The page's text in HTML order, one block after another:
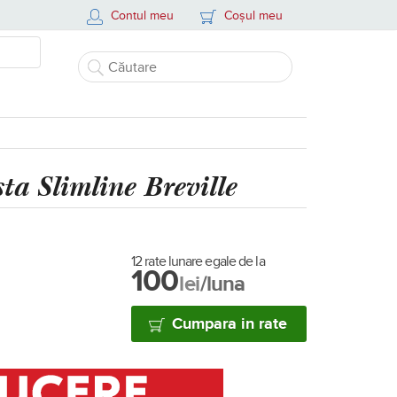
Contul meu Coșul meu
Slimline Breville
12 rate lunare egale de la
100lei/luna
Cumpara in rate